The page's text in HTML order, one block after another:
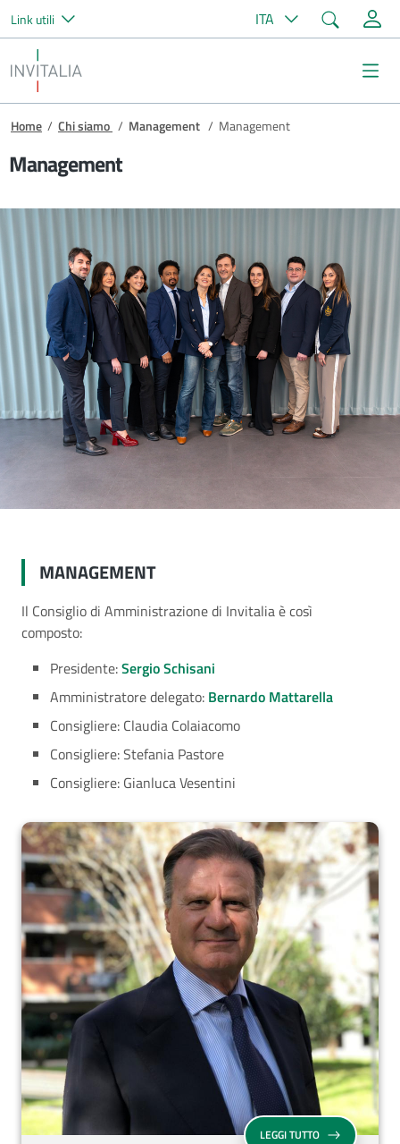
Salta al contenuto principale
Link utili ITA Cerca
Invitalia
Briciole di pane
Home / Chi siamo / Management / Management
Management
MANAGEMENT
Il Consiglio di Amministrazione di Invitalia è così
composto:
Presidente:Sergio Schisani
Amministratore delegato: Bernardo Mattarella
Consigliere: Claudia Colaiacomo
Consigliere: Stefania Pastore
Consigliere: Gianluca Vesentini
LEGGI TUTTOPRESIDENTE